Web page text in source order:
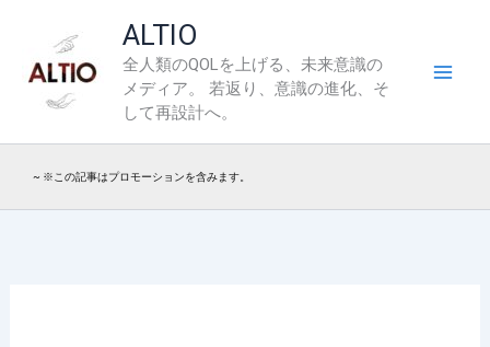
ALTIO
全人類のQOLを上げる、未来意識の
メディア。 若返り、意識の進化、そ
して再設計へ。
~ ※この記事はプロモーションを含みます。